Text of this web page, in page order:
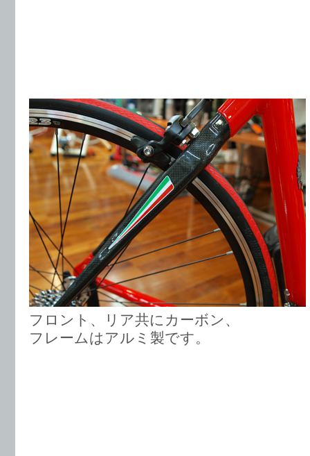
フロント、リア共にカーボン、
フレームはアルミ製です。